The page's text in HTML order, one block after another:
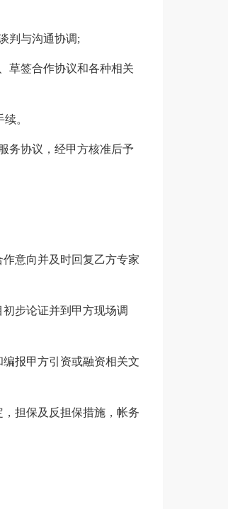
判与沟通协调;
签合作协议和各种相关
。
协议，经甲方核准后予
意向并及时回复乙方专家
步论证并到甲方现场调
报甲方引资或融资相关文
担保及反担保措施，帐务